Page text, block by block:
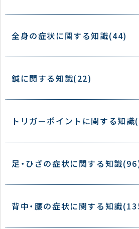
全身の症状に関する知識(44)
鍼に関する知識(22)
トリガーポイントに関する知識
足・ひざの症状に関する知識
背中・腰の症状に関する知識